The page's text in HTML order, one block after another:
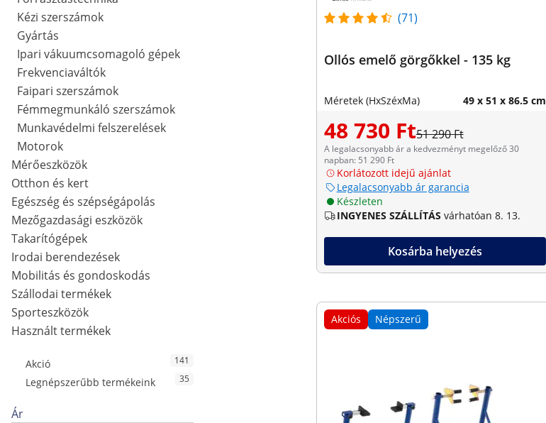
Kézi szerszámok
Gyártás
Ipari vákuumcsomagoló gépek
Frekvenciaváltók
Faipari szerszámok
Fémmegmunkáló szerszámok
Munkavédelmi felszerelések
Motorok
Mérőeszközök
Otthon és kert
Egészség és szépségápolás
Mezőgazdasági eszközök
Takarítógépek
Irodai berendezések
Mobilitás és gondoskodás
Szállodai termékek
Sporteszközök
Használt termékek
Akció 141
Legnépszerűbb termékeink 35
Ár
(71)
Ollós emelő görgőkkel - 135 kg
Méretek (HxSzéxMa) 49 x 51 x 86.5 cm
48 730 Ft51 290 Ft
A legalacsonyabb ár a kedvezményt megelőző 30
napban: 51 290 Ft
Korlátozott idejű ajánlat
Legalacsonyabb ár garancia
Készleten
INGYENES SZÁLLÍTÁS várhatóan 8. 13.
Kosárba helyezés
Akciós Népszerű